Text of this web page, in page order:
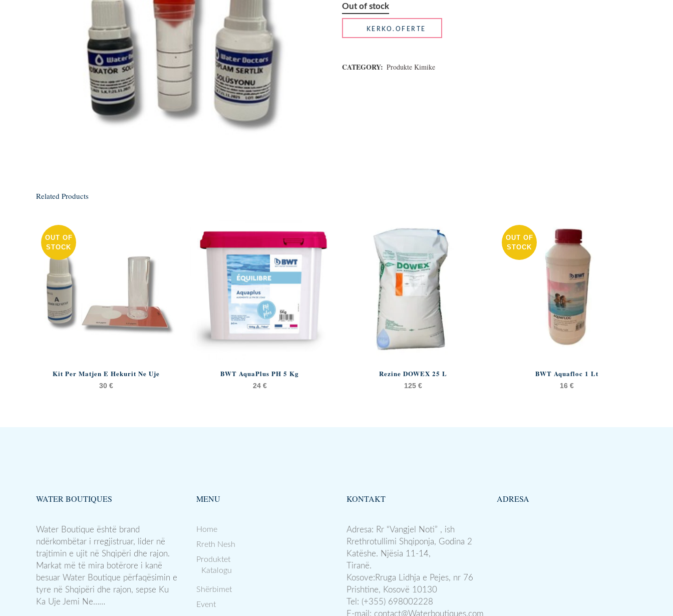
Out of stock
CATEGORY: Produkte Kimike
Related Products
OUT OF
STOCK
Kit Per Matjen E Hekurit Ne Uje
30 €
BWT AquaPlus PH 5 Kg
24 €
Rezine DOWEX 25 L
125€
OUT OF
STOCK
BWT Aquafloc 1 Lt
16€
WATER BOUTIQUES
Water Boutique është brand
ndërkombëtar i rregjistruar, lider në
trajtimin e ujit në Shqipëri dhe rajon.
Markat më të mira botërore i kanë
besuar Water Boutique përfaqësimin e
tyre në Shqipëri dhe rajon, sepse Ku
Ka Uje Jemi Ne……
MENU
Home
Rreth Nesh
Produktet
Katalogu
Shërbimet
Event
KONTAKT
Adresa: Rr “Vangjel Noti” , ish
Rrethrotullimi Shqiponja, Godina 2
Katëshe. Njësia 11-14,
Tiranë.
Kosove:Rruga Lidhja e Pejes, nr 76
Prishtine, Kosovë 10130
Tel: (+355) 698002228
E-mail: contact@Waterboutiques.com
ADRESA